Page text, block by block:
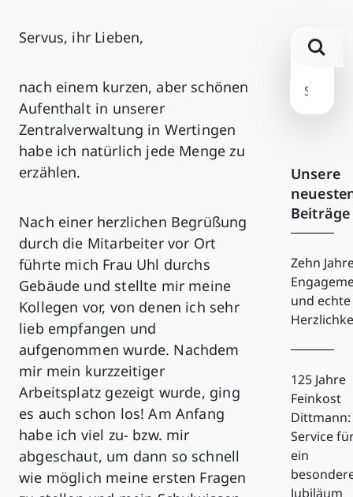
Servus, ihr Lieben,
nach einem kurzen, aber schönen
Aufenthalt in unserer
Zentralverwaltung in Wertingen
habe ich natürlich jede Menge zu
erzählen.
Nach einer herzlichen Begrüßung
durch die Mitarbeiter vor Ort
führte mich Frau Uhl durchs
Gebäude und stellte mir meine
Kollegen vor, von denen ich sehr
lieb empfangen und
aufgenommen wurde. Nachdem
mir mein kurzzeitiger
Arbeitsplatz gezeigt wurde, ging
es auch schon los! Am Anfang
habe ich viel zu- bzw. mir
abgeschaut, um dann so schnell
wie möglich meine ersten Fragen
Unsere
Beiträge
Zehn
und echte
125 Jahre
Feinkost
Dittmann:
Service
ein
Jubiläum